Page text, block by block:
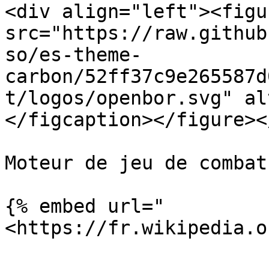
<div
src="https://
so/es-theme-
carbon/
t/logos/openbor.svg"
</figcaption></
Moteur de jeu de
{% embed url="
<https://